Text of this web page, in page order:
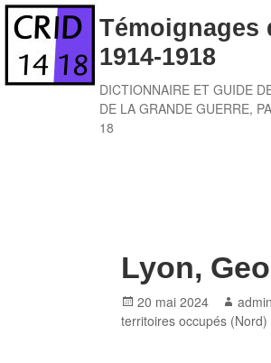
Skip
content
Témoignages
1914-1918
DICTIONNAIRE ET GUIDE
DE LA GRANDE GUERRE,
18
Lyon,
Posted
on
20 mai 2024 Author
admin
territoires occupés (Nord)